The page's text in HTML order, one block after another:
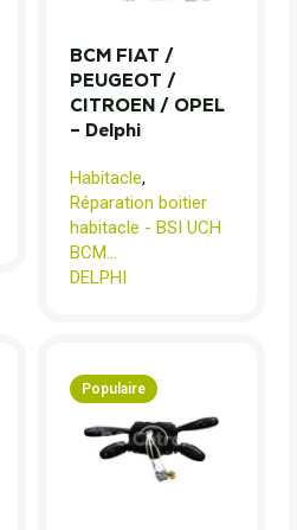
BCM FIAT /
PEUGEOT /
CITROEN / OPEL
– Delphi
Habitacle,
Réparation boitier
habitacle - BSI UCH
BCM...
DELPHI
Populaire